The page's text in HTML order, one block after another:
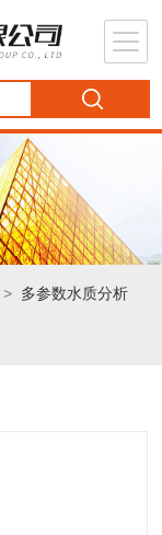
> 多参数水质分析